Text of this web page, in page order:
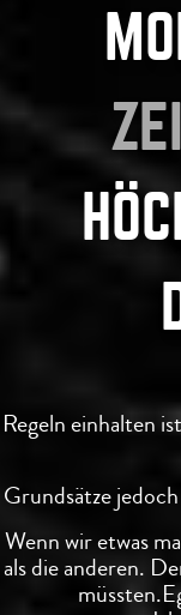
Regeln einhalten
Grundsätze
Wenn wir etwas
als die anderen.
müssten.